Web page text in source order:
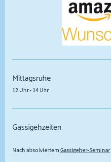
Mittagsruhe
12 Uhr - 14 Uhr
Gassigehzeiten
Nach absolviertem Gassigeher-Seminar